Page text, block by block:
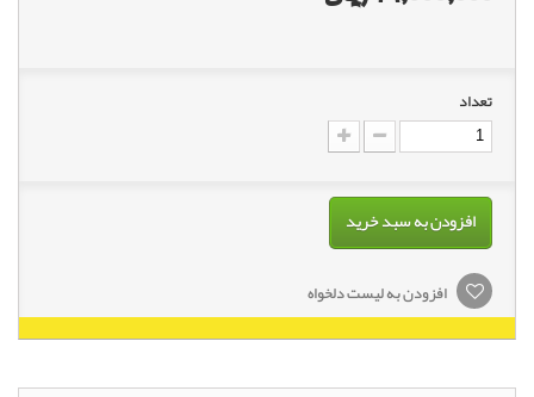
تعداد
افزودن به سبد خرید
افزودن به لیست دلخواه